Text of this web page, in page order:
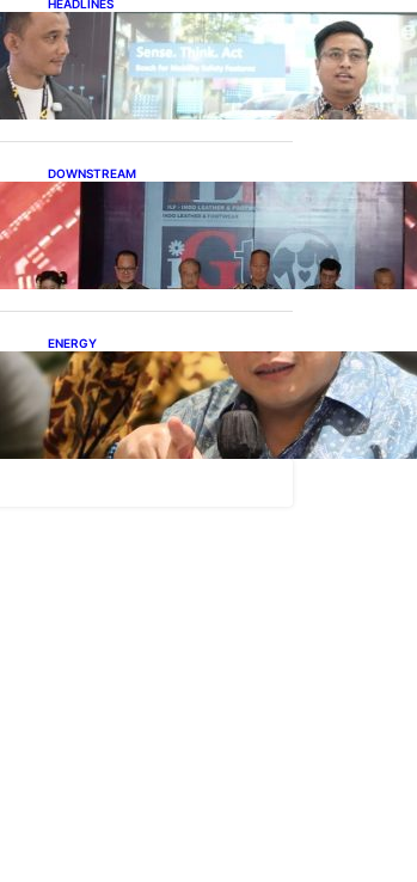
HEADLINES
Teknologi Keselamatan,
Penentu Baru Persaingan
Industri Otomotif
DOWNSTREAM
Terbuka, Peluang Usaha
bagi IKM Alas Kaki Lokal
ENERGY
IESR: Kepemimpinan
Terpadu jadi Kunci
Percepatan PLTS 100 GW